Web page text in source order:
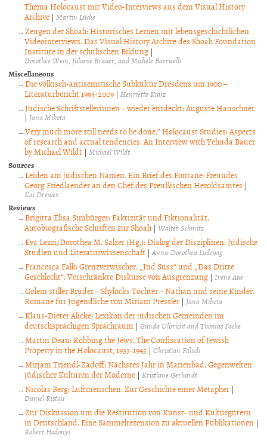
Thema Holocaust mit Video-Interviews aus dem Visual History
Archive | Martin Lücke
Zeugen der Shoah: Historisches Lernen mit lebensgeschichtlichen
Videointerviews. Das Visual History Archive des Shoah Foundation
Institute in der schulischen Bildung |
Dorothee Wein, Juliane Brauer, and Michele Barricelli
Miscellaneous
Die völkisch-antisemitische Subkultur Dresdens um 1900 –
Literaturbericht 1993-2009 | Henriette Kunz
Jüdische Schriftstellerinnen – wieder entdeckt: Auguste Hauschner
| Jana Mikota
Very much more still needs to be done.” Holocaust Studies: Aspects
of research and actual tendencies. An Interview with Yehuda Bauer
by Michael Wildt | Michael Wildt
Sources
Leiden am jüdischen Namen. Ein Brief des Fontane-Freundes
Georg Friedlaender an den Chef des Preußischen Heroldsamtes |
Kai Drewes
Reviews
Brigitta Elisa Simbürger: Faktizität und Fiktionalität.
Autobiografische Schriften zur Shoah | Walter Schmitz
Eva Lezzi/Dorothea M. Salzer (Hg.): Dialog der Disziplinen: Jüdische
Studien und Literaturwissenschaft |Anna-Dorothea Ludewig
Francesca Falk: Grenzverwischer. „Jud Süss“ und „Das Dritte
Geschlecht“. Verschränkte Diskurse von Ausgrenzung | Irene Aue
Golem stiller Bruder – Shylocks Tochter – Nathan und seine Kinder.
Romane für Jugendliche von Miriam Pressler | Jana Mikota
Klaus-Dieter Alicke: Lexikon der jüdischen Gemeinden im
deutschsprachigen Sprachraum | Gunda Ulbricht and Thomas Fache
Martin Dean: Robbing the Jews. The Confiscation of Jewish
Property in the Holocaust, 1933-1945 | Christian Faludi
Mirjam Triendl-Zadoff: Nächstes Jahr in Marienbad. Gegenwelten
jüdischer Kulturen der Moderne | Kristiane Gerhardt
Nicolas Berg: Luftmenschen. Zur Geschichte einer Metapher |
Daniel Ristau
Zur Diskussion um die Restitution von Kunst- und Kulturgütern
in Deutschland. Eine Sammelrezension zu aktuellen Publikationen |
Robert Hodonyi